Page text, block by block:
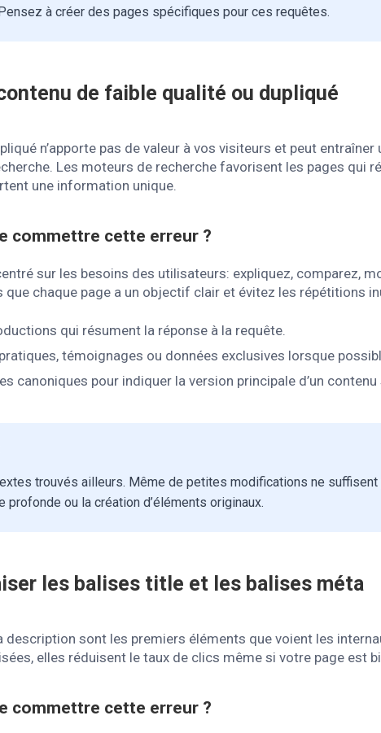
à créer des pages spécifiques pour ces requêtes.
de faible qualité ou dupliqué
n’apporte pas de valeur à vos visiteurs et peut entraîner
Les moteurs de recherche favorisent les pages qui
une information unique.
commettre cette erreur ?
sur les besoins des utilisateurs: expliquez, comparez,
chaque page a un objectif clair et évitez les répétitions
qui résument la réponse à la requête.
témoignages ou données exclusives lorsque
canoniques pour indiquer la version principale d’un contenu
trouvés ailleurs. Même de petites modifications ne suffisent
profonde ou la création d’éléments originaux.
les balises title et les balises méta
description sont les premiers éléments que voient les
elles réduisent le taux de clics même si votre page est
commettre cette erreur ?